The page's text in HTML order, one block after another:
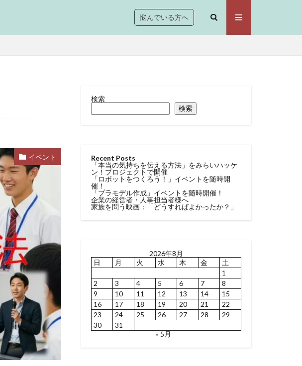
悩んでいる方へ
イベント
検索
検索
Recent Posts
「本当の気持ちを伝える方法」をみらいハッケ
ン！プロジェクトで開催
「ロボットをつくろう！」イベントを随時開
催！
「プラモデル作成」イベントを随時開催！
企業の経営者・人事担当者様へ
家族を問う映画：「どうすればよかったか？」
2026年8月
日
月 火 水 木 金
土
1
2
3 4 5 6 7
8
9
10 11 12 13 14
15
16
17 18 19 20 21
22
23
24 25 26 27 28
29
30
31
« 5月